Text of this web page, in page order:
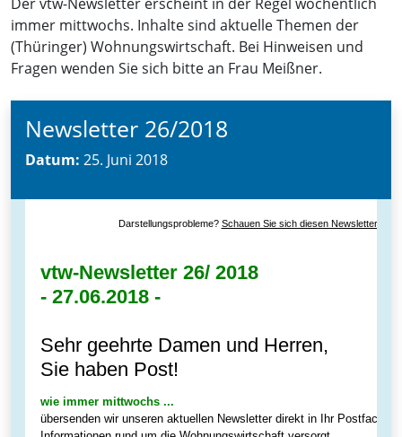
immer mittwochs. Inhalte sind aktuelle Themen der
(Thüringer) Wohnungswirtschaft. Bei Hinweisen und
Fragen wenden Sie sich bitte an Frau Meißner.
Newsletter 26/2018
Datum: 25. Juni 2018